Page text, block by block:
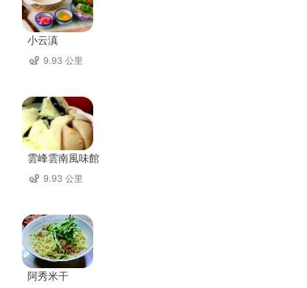
小云滇
9.93 公里
雲峰雲南風味館
9.93 公里
阿秀米干